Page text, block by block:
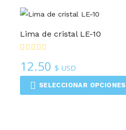
Lima de cristal LE-10
12.50$ USD
SELECCIONAR OPCIONES